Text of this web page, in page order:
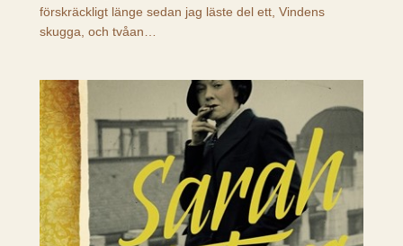
förskräckligt länge sedan jag läste del ett, Vindens
skugga, och tvåan…